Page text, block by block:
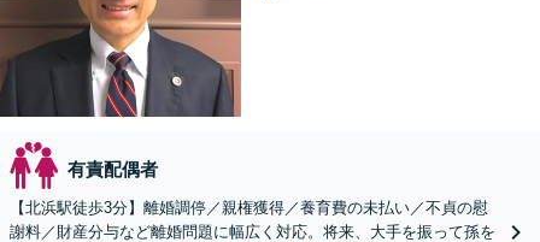
有責配偶者
【北浜駅徒歩3分】離婚調停／親権獲得／養育費の未払い／不貞の慰
謝料／財産分与など離婚問題に幅広く対応。将来、大手を振って孫を